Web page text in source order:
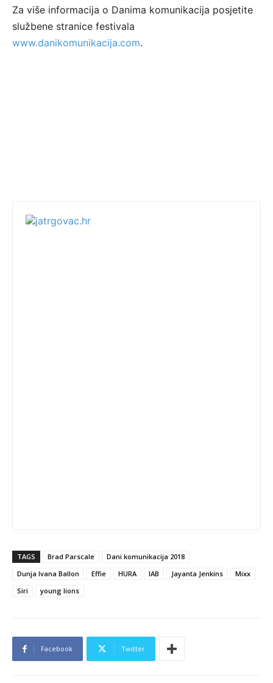
Za više informacija o Danima komunikacija posjetite
službene stranice festivala
www.danikomunikacija.com.
TAGS Brad Parscale
Dani komunikacija 2018
Dunja Ivana Ballon
Effie HURA IAB Jayanta Jenkins
Mixx
Siri
young lions
Facebook Twitter